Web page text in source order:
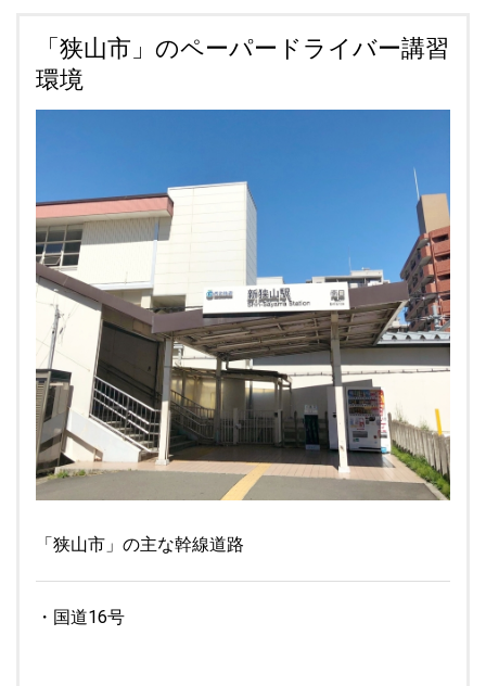
「狭山市」のペーパードライバー講習
環境
「狭山市」の主な幹線道路
・国道16号